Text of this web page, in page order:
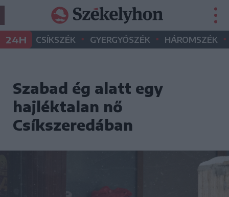
24H CSÍKSZÉK • GYERGYÓSZÉK • HÁROMSZÉK •
Szabad ég alatt egy
hajléktalan nő
Csíkszeredában